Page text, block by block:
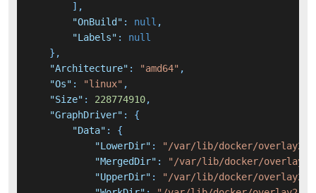
] ,
"OnBuild" : null ,
"Labels" :
null
} ,
"Architecture" : "amd64" ,
"Os" : "linux" ,
"Size" : 228774910,
"GraphDriver" :
{
"Data" :
{
"LowerDir" :
"/var/lib/docker/overlay2/
"MergedDir" :
"/var/lib/docker/overlay2/
"UpperDir" :
"/var/lib/docker/overlay2/